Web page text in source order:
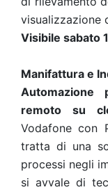
visualizzazione
Visibile sabato
Manifattura e
Automazione
remoto su
Vodafone con
tratta di una
processi negli
si avvale di